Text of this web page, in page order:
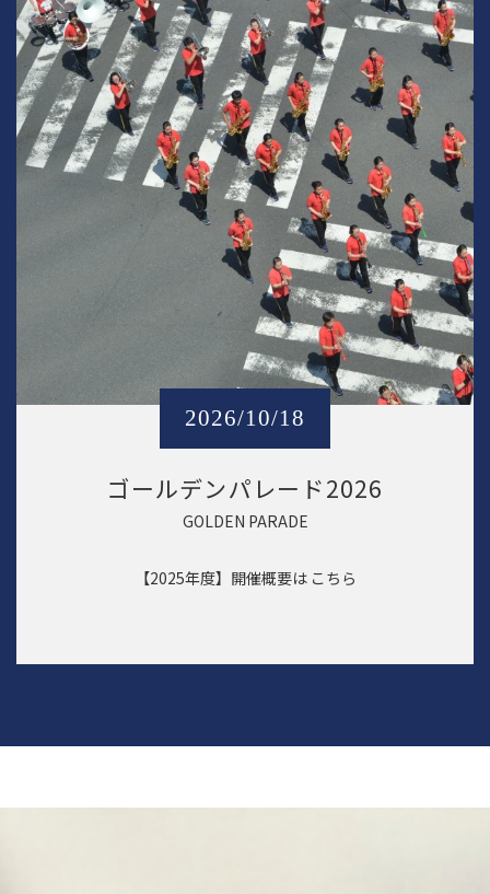
2026/10/18
ゴールデンパレード2026
GOLDEN PARADE
【2025年度】開催概要は こちら